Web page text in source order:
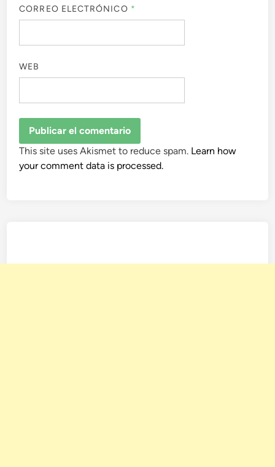
CORREO ELECTRÓNICO *
WEB
This site uses Akismet to reduce spam. Learn how
your comment data is processed.